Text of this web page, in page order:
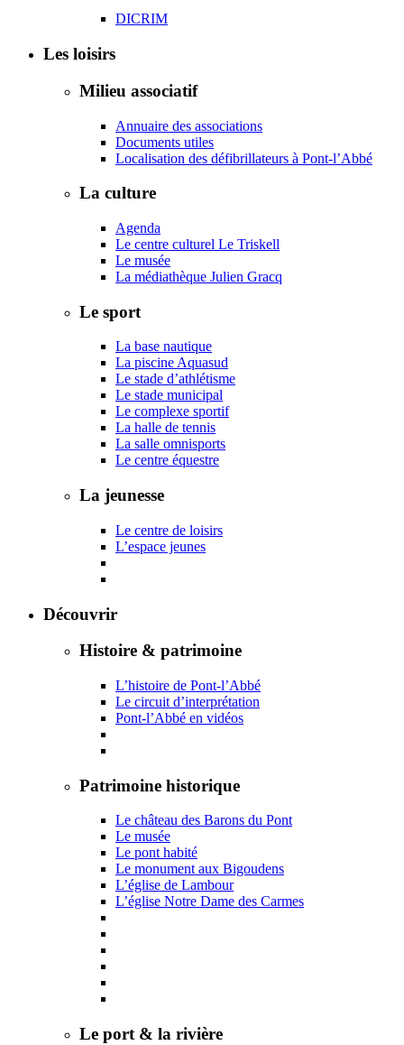
DICRIM
Les loisirs
Milieu associatif
Annuaire des associations
Documents utiles
Localisation des défibrillateurs à Pont-l’Abbé
La culture
Agenda
Le centre culturel Le Triskell
Le musée
La médiathèque Julien Gracq
Le sport
La base nautique
La piscine Aquasud
Le stade d’athlétisme
Le stade municipal
Le complexe sportif
La halle de tennis
La salle omnisports
Le centre équestre
La jeunesse
Le centre de loisirs
L’espace jeunes
Découvrir
Histoire & patrimoine
L’histoire de Pont-l’Abbé
Le circuit d’interprétation
Pont-l’Abbé en vidéos
Patrimoine historique
Le château des Barons du Pont
Le musée
Le pont habité
Le monument aux Bigoudens
L’église de Lambour
L’église Notre Dame des Carmes
Le port & la rivière